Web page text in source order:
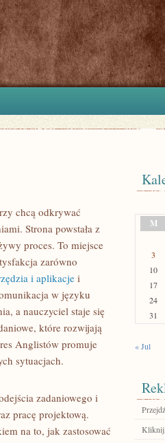
chcą odkrywać
Strona powstała z
proces. To miejsce
zarówno
i aplikacje i
w języku
a nauczyciel staje się
które rozwijają
Anglistów promuje
sytuacjach.
zadaniowego i
pracę projektową.
na to, jak zastosować
M
3
10
17
24
31
« Jul